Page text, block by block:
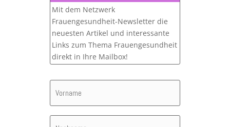
Mit dem Netzwerk
Frauengesundheit-Newsletter die
neuesten Artikel und interessante
Links zum Thema Frauengesundheit
direkt in Ihre Mailbox!